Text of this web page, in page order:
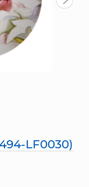
LF0030)